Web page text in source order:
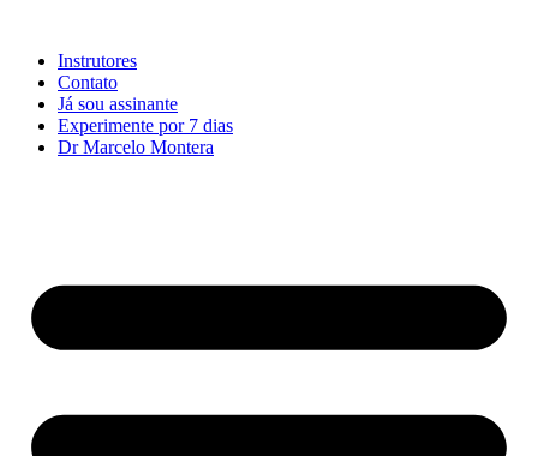
conteúdo
Instrutores
Contato
Já sou assinante
Experimente por 7 dias
Dr Marcelo Montera